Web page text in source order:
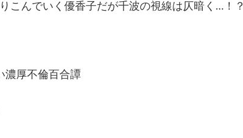
こんでいく優香子だが千波の視線は仄暗く…！？
濃厚不倫百合譚